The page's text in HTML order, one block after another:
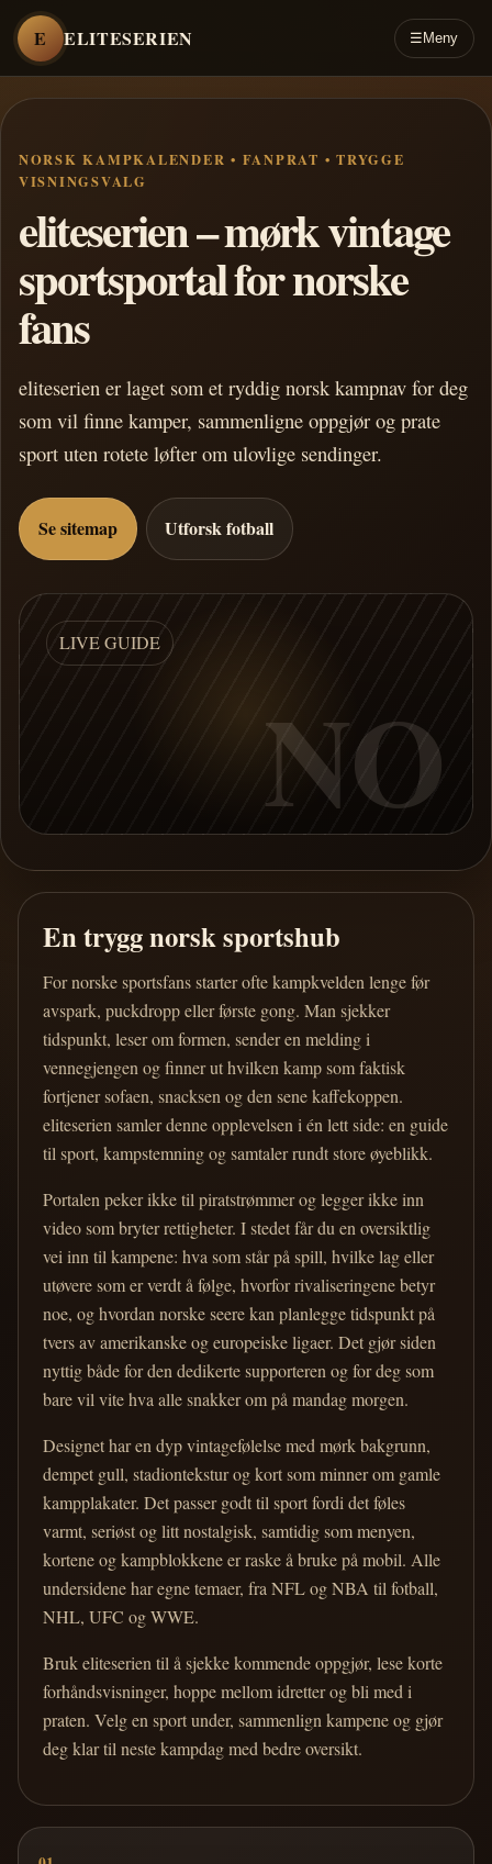
E ELITESERIEN ☰ Meny
NORSK KAMPKALENDER • FANPRAT • TRYGGE
VISNINGSVALG
eliteserien – mørk vintage
sportsportal for norske
fans
eliteserien er laget som et ryddig norsk kampnav for deg
som vil finne kamper, sammenligne oppgjør og prate
sport uten rotete løfter om ulovlige sendinger.
Se sitemap Utforsk fotball
LIVE GUIDE
NO
En trygg norsk sportshub
For norske sportsfans starter ofte kampkvelden lenge før
avspark, puckdropp eller første gong. Man sjekker
tidspunkt, leser om formen, sender en melding i
vennegjengen og finner ut hvilken kamp som faktisk
fortjener sofaen, snacksen og den sene kaffekoppen.
eliteserien samler denne opplevelsen i én lett side: en guide
til sport, kampstemning og samtaler rundt store øyeblikk.
Portalen peker ikke til piratstrømmer og legger ikke inn
video som bryter rettigheter. I stedet får du en oversiktlig
vei inn til kampene: hva som står på spill, hvilke lag eller
utøvere som er verdt å følge, hvorfor rivaliseringene betyr
noe, og hvordan norske seere kan planlegge tidspunkt på
tvers av amerikanske og europeiske ligaer. Det gjør siden
nyttig både for den dedikerte supporteren og for deg som
bare vil vite hva alle snakker om på mandag morgen.
Designet har en dyp vintagefølelse med mørk bakgrunn,
dempet gull, stadiontekstur og kort som minner om gamle
kampplakater. Det passer godt til sport fordi det føles
varmt, seriøst og litt nostalgisk, samtidig som menyen,
kortene og kampblokkene er raske å bruke på mobil. Alle
undersidene har egne temaer, fra NFL og NBA til fotball,
NHL, UFC og WWE.
Bruk eliteserien til å sjekke kommende oppgjør, lese korte
forhåndsvisninger, hoppe mellom idretter og bli med i
praten. Velg en sport under, sammenlign kampene og gjør
deg klar til neste kampdag med bedre oversikt.